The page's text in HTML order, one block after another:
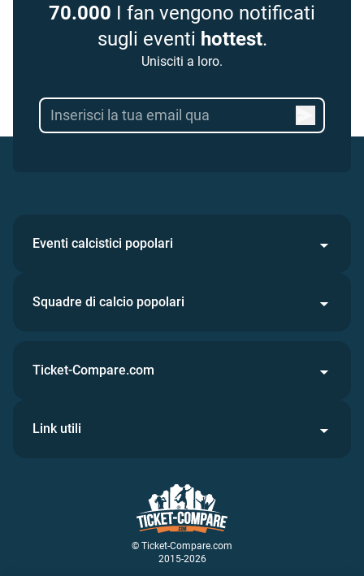
70.000 I fan vengono notificati
sugli eventi hottest.
Unisciti a loro.
Eventi calcistici popolari
Squadre di calcio popolari
© Ticket-Compare.com
2015-2026
Ticket-Compare.com
Link utili